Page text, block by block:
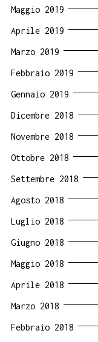
Maggio 2019
Aprile 2019
Marzo 2019
Febbraio 2019
Gennaio 2019
Dicembre 2018
Novembre 2018
Ottobre 2018
Settembre 2018
Agosto 2018
Luglio 2018
Giugno 2018
Maggio 2018
Aprile 2018
Marzo 2018
Febbraio 2018